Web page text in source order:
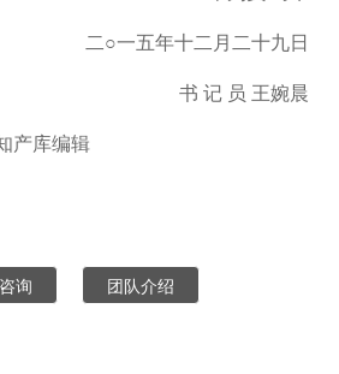
二○一五年十二月二十九日
书 记 员 王婉晨
库编辑
询 团队介绍